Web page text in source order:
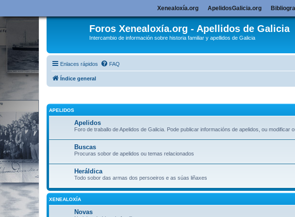
Foros Xenealoxía.org - Apellidos de Galicia
Intercambio de información sobre historia familiar y apellidos de Galicia
Enlaces rápidos FAQ
Índice general
APELIDOS
Apelidos
Foro de traballo de Apelidos de Galicia. Pode publicar informacións de apelidos, ou modificar
Buscas
Procuras sobor de apelidos ou temas relacionados
Heráldica
Todo sobor das armas dos persoeiros e as súas liñaxes
XENEALOXÍA
Novas
Xenealoxía.org ApelidosGalicia.org